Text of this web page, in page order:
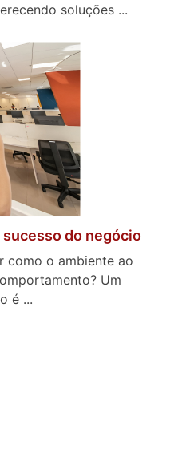
soluções ...
do negócio
como o ambiente ao
Um
é ...